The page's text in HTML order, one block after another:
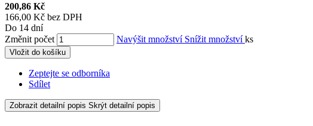
200,86 Kč
166,00 Kč bez DPH
Do 14 dní
Změnit počet
Navýšit množství Snížit množstvíks
Vložit do košíku
Zeptejte se odborníka
Sdílet
Zobrazit detailní popis Skrýt detailní popis